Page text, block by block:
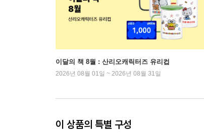
이달의 책 8월 : 산리오캐릭터즈 유리컵
2026년 08월 01일 ~ 2026년 08월 31일
이 상품의 특별 구성